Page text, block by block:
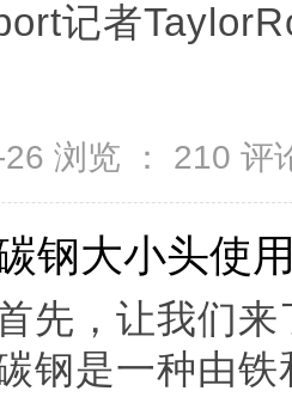
记者
浏览 ： 210 评
钢大小头使
先，让我们
钢是一种由